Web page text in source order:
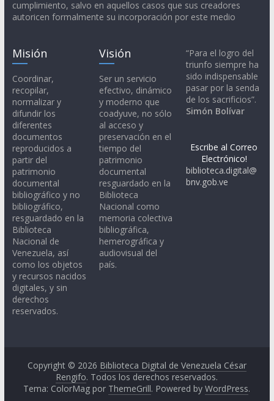
cumplimiento, salvo en aquellos casos que sus creadores
autoricen formalmente su incorporación por este medio
Misión
Coordinar,
recopilar,
normalizar y
difundir los
diferentes
documentos
reproducidos a
partir del
patrimonio
documental
bibliográfico y no
bibliográfico,
resguardado en la
Biblioteca
Nacional de
Venezuela, así
como los objetos
y recursos nacidos
digitales, y sin
derechos
reservados.
Visión
Ser un servicio
efectivo, dinámico
y moderno que
coadyuve, no sólo
al acceso y
preservación en el
tiempo del
patrimonio
documental
resguardado en la
Biblioteca
Nacional como
memoria colectiva
bibliográfica,
hemerográfica y
audiovisual del
país.
“Para el logro del
triunfo siempre ha
sido indispensable
pasar por la senda
de los sacrificios”.
Simón Bolívar
Escribe al Correo
Electrónico!
biblioteca.digital@
bnv.gob.ve
Copyright © 2026 Biblioteca Digital de Venezuela César
Rengifo. Todos los derechos reservados.
Tema: ColorMag por ThemeGrill. Powered byWordPress.